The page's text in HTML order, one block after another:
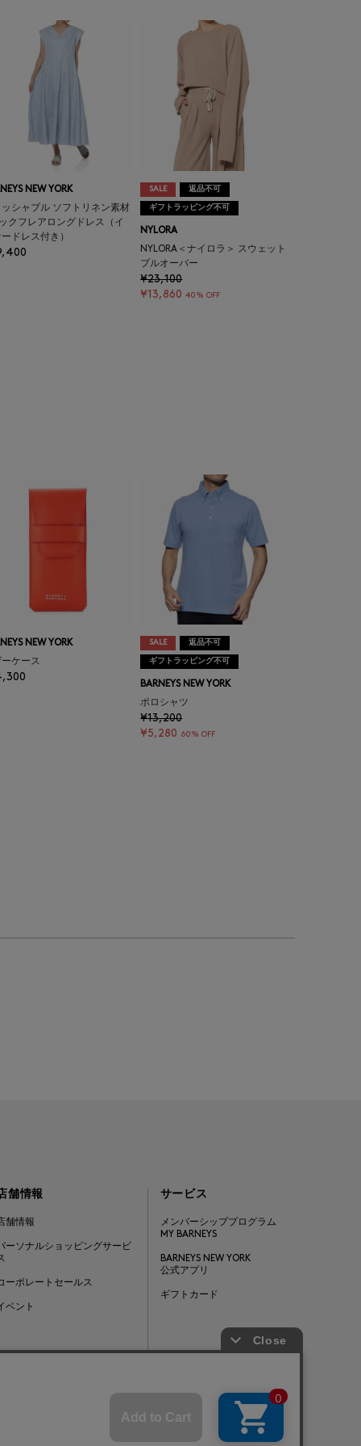
NEW YORK
ッシャブル ソフトリネン素材
クフレアロングドレス（イ
ードレス付き）
SALE 返品不可
ギフトラッピング不可
NYLORA
NYLORA＜ナイロラ＞ スウェット
プルオーバー
¥23,100
¥13,860 40% OFF
NEW YORK
ーケース
SALE 返品不可
ギフトラッピング不可
BARNEYS NEW YORK
ポロシャツ
¥13,200
¥5,280 60% OFF
舗情報
舗情報
ーソナルショッピングサービ
ーポレートセールス
ベント
サービス
メンバーシッププログラム
MY BARNEYS
BARNEYS NEW YORK
公式アプリ
ギフトカード